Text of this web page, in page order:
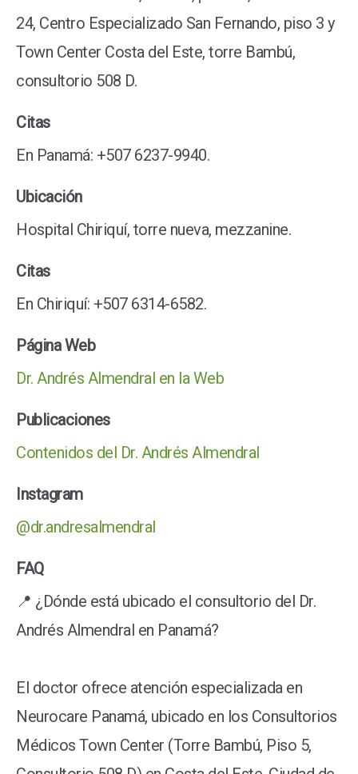
24, Centro Especializado San Fernando, piso 3 y
Town Center Costa del Este, torre Bambú,
consultorio 508 D.
Citas
En Panamá: +507 6237-9940.
Ubicación
Hospital Chiriquí, torre nueva, mezzanine.
Citas
En Chiriquí: +507 6314-6582.
Página Web
Dr. Andrés Almendral en la Web
Publicaciones
Contenidos del Dr. Andrés Almendral
Instagram
@dr.andresalmendral
FAQ
📍 ¿Dónde está ubicado el consultorio del Dr.
Andrés Almendral en Panamá?
El doctor ofrece atención especializada en
Neurocare Panamá, ubicado en los Consultorios
Médicos Town Center (Torre Bambú, Piso 5,